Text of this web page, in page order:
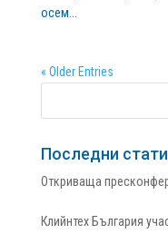
осем...
« Older Entries
Последни
Откриваща
Клийнтех България